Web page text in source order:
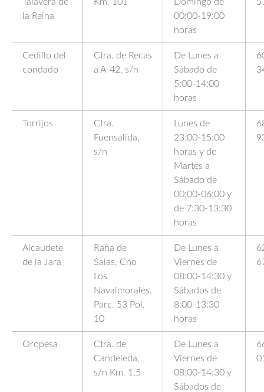
la Reina
00:00-19:00
horas
Cedillo del
condado
Ctra. de Recas
a A-42, s/n
De Lunes a
Sábado de
5:00-14:00
horas
Torrijos
Ctra.
Fuensalida,
s/n
Lunes de
23:00-15:00
horas y de
Martes a
Sábado de
00:00-06:00 y
de 7:30-13:30
horas
Alcaudete
de la Jara
Raña de
Salas, Cno
Los
Navalmorales.
Parc. 53 Pol.
10
De Lunes a
Viernes de
08:00-14:30 y
Sábados de
8:00-13:30
horas
Oropesa
Ctra. de
Candeleda,
s/n Km. 1,5
De Lunes a
Viernes de
08:00-14:30 y
Sábados de